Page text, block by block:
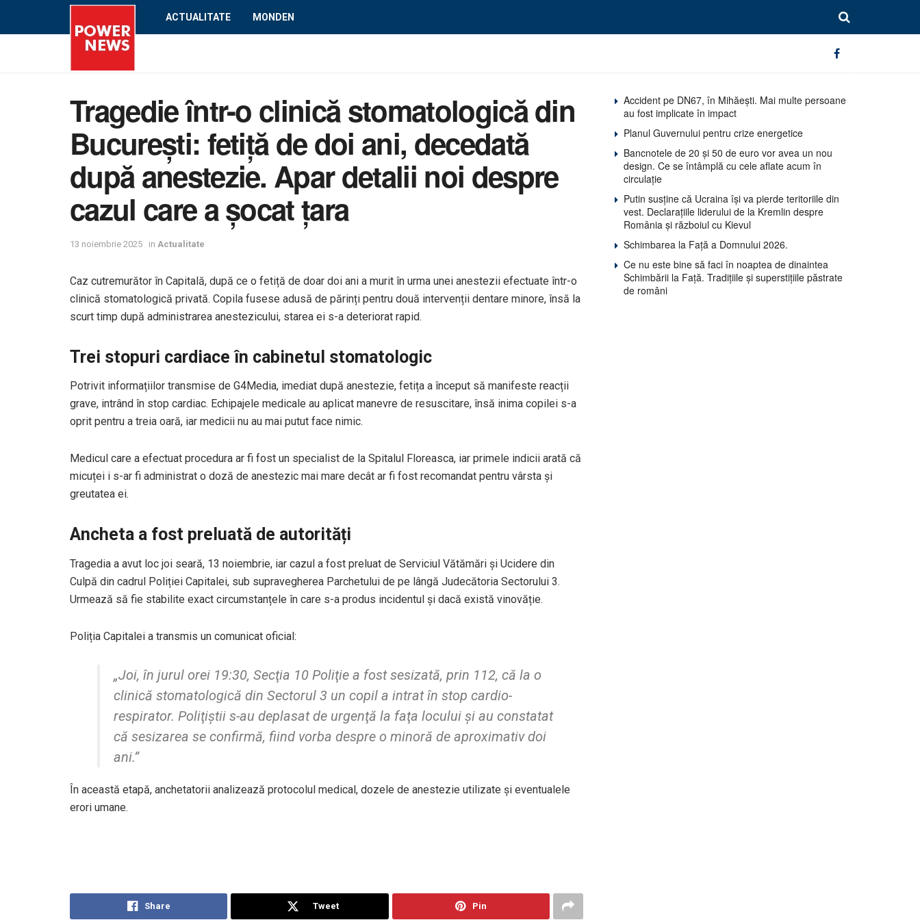
ACTUALITATE MONDEN
Tragedie într-o clinică stomatologică din
București: fetiță de doi ani, decedată
după anestezie. Apar detalii noi despre
cazul care a șocat țara
13 noiembrie 2025 in Actualitate
Caz cutremurător în Capitală, după ce o fetiță de doar doi ani a murit în urma unei anestezii efectuate într-o
clinică stomatologică privată. Copila fusese adusă de părinți pentru două intervenții dentare minore, însă la
scurt timp după administrarea anestezicului, starea ei s-a deteriorat rapid.
Trei stopuri cardiace în cabinetul stomatologic
Potrivit informațiilor transmise de G4Media, imediat după anestezie, fetița a început să manifeste reacții
grave, intrând în stop cardiac. Echipajele medicale au aplicat manevre de resuscitare, însă inima copilei s-a
oprit pentru a treia oară, iar medicii nu au mai putut face nimic.
Medicul care a efectuat procedura ar fi fost un specialist de la Spitalul Floreasca, iar primele indicii arată că
micuței i s-ar fi administrat o doză de anestezic mai mare decât ar fi fost recomandat pentru vârsta și
greutatea ei.
Ancheta a fost preluată de autorități
Tragedia a avut loc joi seară, 13 noiembrie, iar cazul a fost preluat de Serviciul Vătămări și Ucidere din
Culpă din cadrul Poliției Capitalei, sub supravegherea Parchetului de pe lângă Judecătoria Sectorului 3.
Urmează să fie stabilite exact circumstanțele în care s-a produs incidentul și dacă există vinovăție.
Poliția Capitalei a transmis un comunicat oficial:
„Joi, în jurul orei 19:30, Secţia 10 Poliţie a fost sesizată, prin 112, că la o
clinică stomatologică din Sectorul 3 un copil a intrat în stop cardio-
respirator. Poliţiştii s-au deplasat de urgenţă la faţa locului și au constatat
că sesizarea se confirmă, fiind vorba despre o minoră de aproximativ doi
ani.”
În această etapă, anchetatorii analizează protocolul medical, dozele de anestezie utilizate și eventualele
erori umane.
Share Tweet Pin
Accident pe DN67, în Mihăești. Mai multe persoane
au fost implicate în impact
Planul Guvernului pentru crize energetice
Bancnotele de 20 și 50 de euro vor avea un nou
design. Ce se întâmplă cu cele aflate acum în
circulație
Putin susține că Ucraina își va pierde teritoriile din
vest. Declarațiile liderului de la Kremlin despre
România și războiul cu Kievul
Schimbarea la Față a Domnului 2026.
Ce nu este bine să faci în noaptea de dinaintea
Schimbării la Față. Tradițiile și superstițiile păstrate
de români